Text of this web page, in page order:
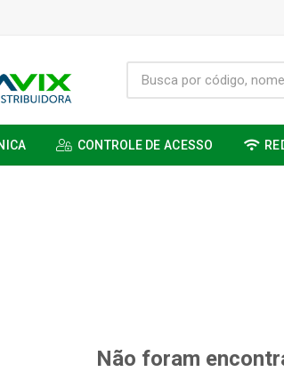
CONTROLE DE ACESSO
Não foram